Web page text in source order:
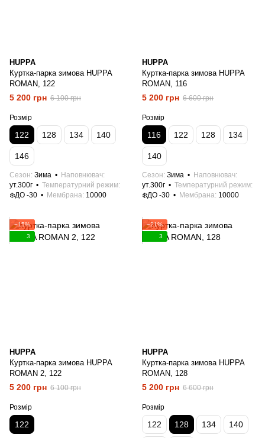
HUPPA
Куртка-парка зимова HUPPA
ROMAN, 122
5 200 грн 6 100 грн
Розмір
122 128 134 140
146
Сезон Зима
Наповнювач
ут.300г
Температурний режим
❄️ДО -30
Мембрана 10000
HUPPA
Куртка-парка зимова HUPPA
ROMAN, 116
5 200 грн 6 600 грн
Розмір
116 122 128 134
140
Сезон Зима
Наповнювач
ут.300г
Температурний режим
❄️ДО -30
Мембрана 10000
−15%
3
HUPPA
Куртка-парка зимова HUPPA
ROMAN 2, 122
5 200 грн 6 100 грн
Розмір
122
−21%
3
HUPPA
Куртка-парка зимова HUPPA
ROMAN, 128
5 200 грн 6 600 грн
Розмір
122 128 134 140